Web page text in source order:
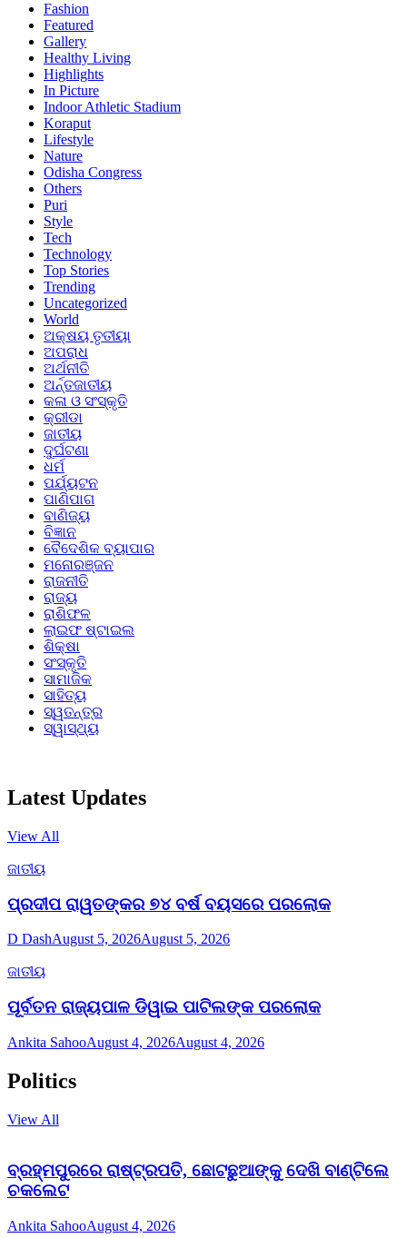
Fashion
Featured
Gallery
Healthy Living
Highlights
In Picture
Indoor Athletic Stadium
Koraput
Lifestyle
Nature
Odisha Congress
Others
Puri
Style
Tech
Technology
Top Stories
Trending
Uncategorized
World
ଅକ୍ଷୟ ତୃତୀୟା
ଅପରାଧ
ଅର୍ଥନୀତି
ଅର୍ନ୍ତଜାତୀୟ
କଳା ଓ ସଂସ୍କୃତି
କ୍ରୀଡା
ଜାତୀୟ
ଦୁର୍ଘଟଣା
ଧର୍ମ
ପର୍ଯ୍ୟଟନ
ପାଣିପାଗ
ବାଣିଜ୍ୟ
ବିଜ୍ଞାନ
ବୈଦେଶିକ ବ୍ୟାପାର
ମନୋରଞ୍ଜନ
ରାଜନୀତି
ରାଜ୍ୟ
ରାଶିଫଳ
ଲାଇଫ ଷ୍ଟାଇଲ
ଶିକ୍ଷା
ସଂସ୍କୃତି
ସାମାଜିକ
ସାହିତ୍ୟ
ସ୍ୱତନ୍ତ୍ର
ସ୍ୱାସ୍ଥ୍ୟ
Latest Updates
View All
ଜାତୀୟ
ପ୍ରଦୀପ ରାୱତଙ୍କର ୭୪ ବର୍ଷ ବୟସରେ ପରଲୋକ
D DashAugust 5, 2026August 5, 2026
ଜାତୀୟ
ପୂର୍ବତନ ରାଜ୍ୟପାଳ ଡିୱାଇ ପାଟିଲଙ୍କ ପରଲୋକ
Ankita SahooAugust 4, 2026August 4, 2026
Politics
View All
ବ୍ରହ୍ମପୁରରେ ରାଷ୍ଟ୍ରପତି, ଛୋଟଛୁଆଙ୍କୁ ଦେଖି ବାଣ୍ଟିଲେ
ଚକଲେଟ
Ankita SahooAugust 4, 2026